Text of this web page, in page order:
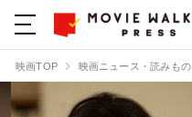
映画TOP 映画ニュース・読みもの